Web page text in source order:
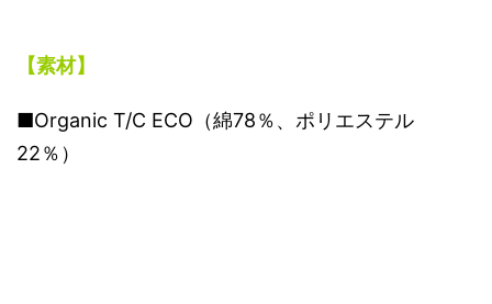
【素材】
■Organic T/C ECO（綿78％、ポリエステル
22％）